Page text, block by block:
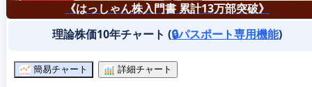
《はっしゃん株入門書 累計13万部突破》
理論株価10年チャート (🔒パスポート専用機能)
簡易チャート 詳細チャート